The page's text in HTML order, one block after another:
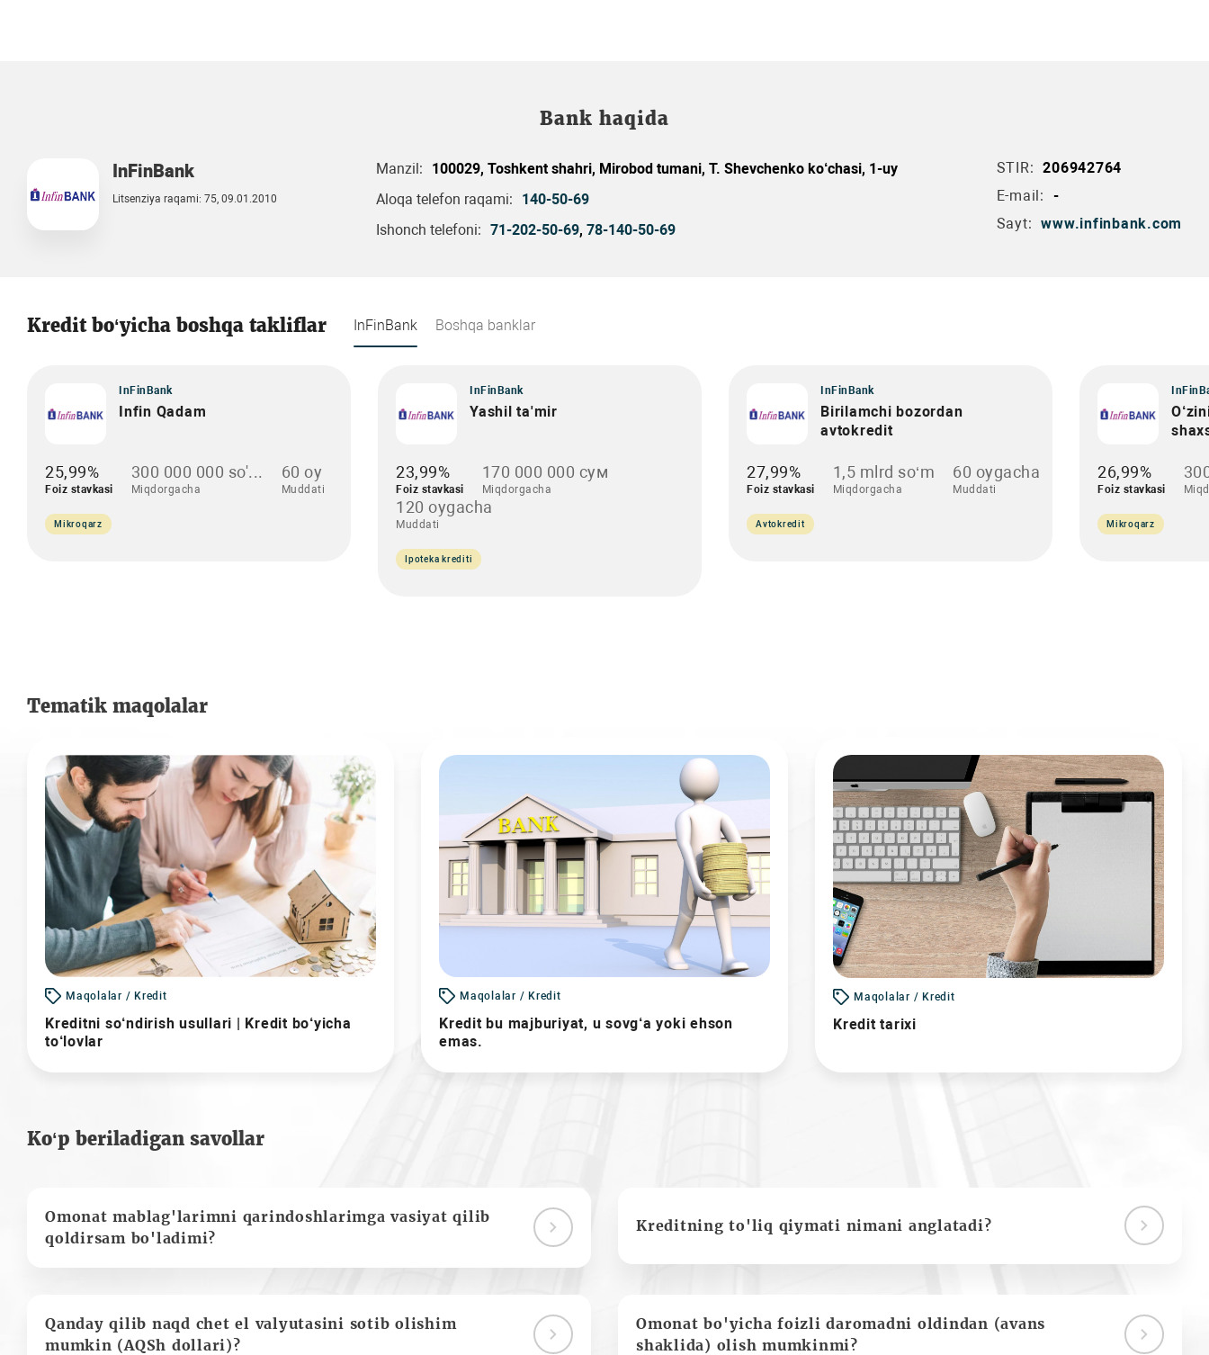
Bank haqida
InFinBank
Litsenziya raqami: 75, 09.01.2010
Manzil:
100029, Toshkent shahri, Mirobod tumani, T. Shevchenko ko‘chasi, 1-uy
Aloqa telefon raqami:
140-50-69
Ishonch telefoni: 71-202-50-69, 78-140-50-69
STIR: 206942764
E-mail:
-
Sayt: www.infinbank.com
Kredit bo‘yicha boshqa takliflar InFinBank Boshqa banklar
InFinBank
Infin Qadam
25,99%
Foiz stavkasi
300 000 000 so'...
Miqdorgacha
60 oy
Muddati
Mikroqarz
InFinBank
Yashil ta'mir
23,99%
Foiz stavkasi
170 000 000 сум
Miqdorgacha
120 oygacha
Muddati
Ipoteka krediti
InFinBank
Birilamchi bozordan
avtokredit
27,99%
Foiz stavkasi
1,5 mlrd so‘m
Miqdorgacha
60 oygacha
Muddati
Avtokredit
26,99%
Foiz stavkasi
Mikroqarz
Tematik maqolalar
Maqolalar / Kredit
Kreditni so‘ndirish usullari | Kredit bo‘yicha
to‘lovlar
Maqolalar / Kredit
Kredit bu majburiyat, u sovg‘a yoki ehson
emas.
Maqolalar / Kredit
Kredit tarixi
Ko‘p beriladigan savollar
Omonat mablag'larimni qarindoshlarimga vasiyat qilib
qoldirsam bo'ladimi?
Kreditning to'liq qiymati nimani anglatadi?
Qanday qilib naqd chet el valyutasini sotib olishim
mumkin (AQSh dollari)?
Omonat bo'yicha foizli daromadni oldindan (avans
shaklida) olish mumkinmi?